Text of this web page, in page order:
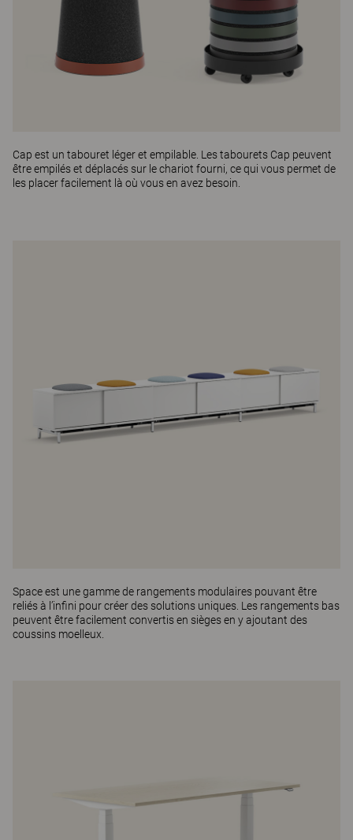
Cap est un tabouret léger et empilable. Les tabourets Cap peuvent
être empilés et déplacés sur le chariot fourni, ce qui vous permet de
les placer facilement là où vous en avez besoin.
Spaceest une gamme de rangements modulaires pouvant être
reliés à l’infini pour créer des solutions uniques. Les rangements bas
peuvent être facilement convertis en sièges en y ajoutant des
coussins moelleux.